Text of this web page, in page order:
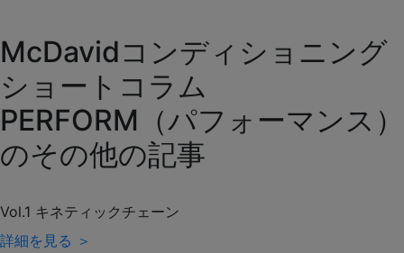
McDavidコンディショニング
ショートコラム
PERFORM（パフォーマンス）
のその他の記事
Vol.1 キネティックチェーン
詳細を見る ＞